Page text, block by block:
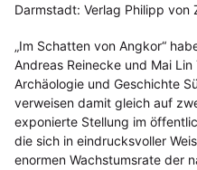
Darmstadt: Verlag Philipp von
„Im Schatten von Angkor“
Andreas Reinecke und Mai
Archäologie und Geschichte
verweisen damit gleich auf
exponierte Stellung im
die sich in eindrucksvoller
enormen Wachstumsrate der